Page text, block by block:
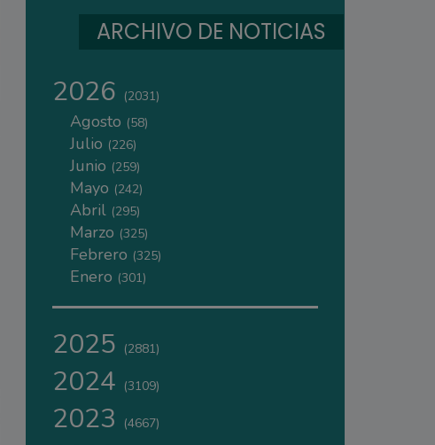
ARCHIVO DE NOTICIAS
2026 (2031)
Agosto (58)
Julio (226)
Junio (259)
Mayo (242)
Abril (295)
Marzo (325)
Febrero (325)
Enero (301)
2025 (2881)
2024 (3109)
2023 (4667)